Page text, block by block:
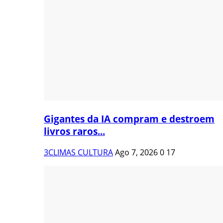
Gigantes da IA compram e destroem
livros raros...
3CLIMAS CULTURAAgo 7, 20260 17